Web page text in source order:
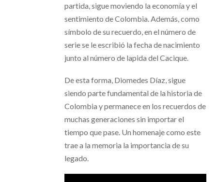
partida, sigue moviendo la economía y el
sentimiento de Colombia. Además, como
símbolo de su recuerdo, en el número de
serie se le escribió la fecha de nacimiento
junto al número de lapida del Cacique.
De esta forma, Diomedes Díaz, sigue
siendo parte fundamental de la historia de
Colombia y permanece en los recuerdos de
muchas generaciones sin importar el
tiempo que pase. Un homenaje como este
trae a la memoria la importancia de su
legado.